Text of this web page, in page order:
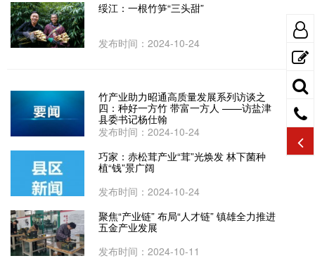
绥江：一根竹笋“三头甜”
发布时间：2024-10-24
竹产业助力昭通高质量发展系列访谈之
四：种好一方竹 带富一方人 ——访盐津
县委书记杨仕翰
发布时间：2024-10-24
巧家：赤松茸产业“茸”光焕发 林下菌种
植“钱”景广阔
发布时间：2024-10-24
聚焦“产业链” 布局“人才链” 镇雄全力推进
五金产业发展
发布时间：2024-10-11